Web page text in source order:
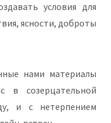
условия для
ясности, доброты
нами материалы
в созерцательной
и с нетерпением